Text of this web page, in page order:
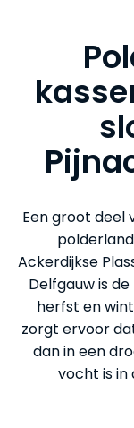
Een groot deel
Ackerdijkse
Delfgauw is
herfst en
zorgt ervoor
dan in een
vocht is in